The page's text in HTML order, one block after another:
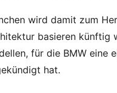
wird damit zum
basieren künftig
für die BMW eine
hat.